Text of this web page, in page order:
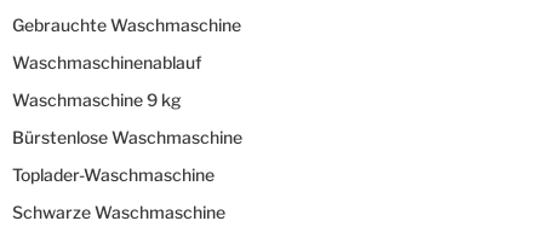
Gebrauchte Waschmaschine
Waschmaschinenablauf
Waschmaschine 9 kg
Bürstenlose Waschmaschine
Toplader-Waschmaschine
Schwarze Waschmaschine